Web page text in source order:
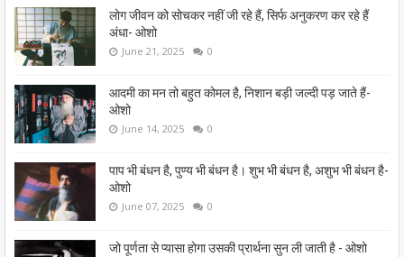
लोग जीवन को सोचकर नहीं जी रहे हैं, सिर्फ अनुकरण कर रहे हैं
अंधा- ओशो
June 21, 2025 0
आदमी का मन तो बहुत कोमल है, निशान बड़ी जल्दी पड़ जाते हैं-
ओशो
June 14, 2025 0
पाप भी बंधन है, पुण्य भी बंधन है। शुभ भी बंधन है, अशुभ भी बंधन है-
ओशो
June 07, 2025 0
जो पूर्णता से प्यासा होगा उसकी प्रार्थना सुन ली जाती है - ओशो